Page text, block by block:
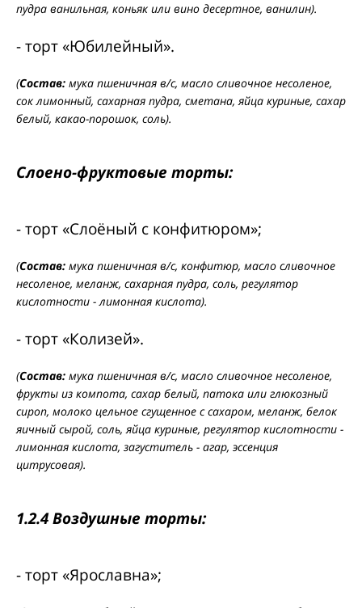
пудра ванильная, коньяк или вино десертное, ванилин).
- торт «Юбилейный».
(Состав: мука пшеничная в/с, масло сливочное несоленое,
сок лимонный, сахарная пудра, сметана, яйца куриные, сахар
белый, какао-порошок, соль).
Слоено-фруктовые торты:
- торт «Слоёный с конфитюром»;
(Состав: мука пшеничная в/с, конфитюр, масло сливочное
несоленое, меланж, сахарная пудра, соль, регулятор
кислотности - лимонная кислота).
- торт «Колизей».
(Состав: мука пшеничная в/с, масло сливочное несоленое,
фрукты из компота, сахар белый, патока или глюкозный
сироп, молоко цельное сгущенное с сахаром, меланж, белок
яичный сырой, соль, яйца куриные, регулятор кислотности -
лимонная кислота, загуститель - агар, эссенция
цитрусовая).
1.2.4 Воздушные торты:
- торт «Ярославна»;